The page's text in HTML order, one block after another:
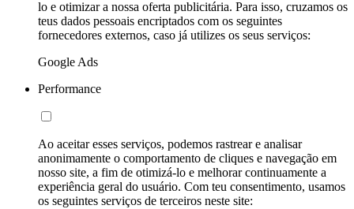
lo e otimizar a nossa oferta publicitária. Para isso, cruzamos os
teus dados pessoais encriptados com os seguintes
fornecedores externos, caso já utilizes os seus serviços:
Google Ads
Performance
Ao aceitar esses serviços, podemos rastrear e analisar
anonimamente o comportamento de cliques e navegação em
nosso site, a fim de otimizá-lo e melhorar continuamente a
experiência geral do usuário. Com teu consentimento, usamos
os seguintes serviços de terceiros neste site: